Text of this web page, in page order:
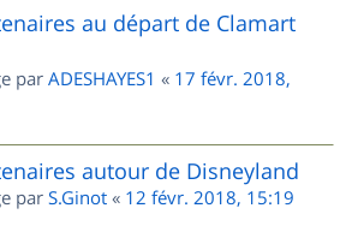
au départ de Clamart
par ADESHAYES1 « 17 févr. 2018,
autour de Disneyland
par S.Ginot « 12 févr. 2018, 15:19